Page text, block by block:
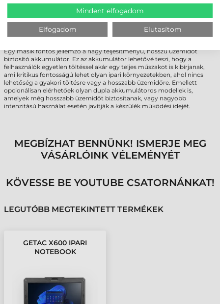
eszközök, például nyomtatók vagy merevlemezek csatlakoztatását, míg
az RS232 soros portok olyan eszközökkel való kommunikációt teszik
lehetővé, amelyek még mindig soros csatlakozókkal rendelkeznek. A
Bluetooth lehetővé teszi a vezeték nélküli perifériák, például egér vagy
billentyűzet csatlakoztatását, míg az Ethernet és a Wi-Fi kapcsolatok
Egy másik fontos jellemző a nagy teljesítményű, hosszú üzemidőt
biztosító akkumulátor. Ez az akkumulátor lehetővé teszi, hogy a
felhasználók egyetlen töltéssel akár egy teljes műszakot is kibírjanak,
ami kritikus fontosságú lehet olyan ipari környezetekben, ahol nincs
lehetőség a gyakori töltésre vagy a hosszabb üzemidőre. Emellett
opcionálisan elérhetőek olyan dupla akkumulátoros modellek is,
amelyek még hosszabb üzemidőt biztosítanak, vagy nagyobb
intenzitású használat esetén javítják a készülék működési idejét.
MEGBÍZHAT BENNÜNK! ISMERJE MEG
VÁSÁRLÓINK VÉLEMÉNYÉT
KÖVESSE BE YOUTUBE CSATORNÁNKAT!
LEGUTÓBB MEGTEKINTETT TERMÉKEK
GETAC X600 IPARI
NOTEBOOK
Mindent elfogadom
Elfogadom Elutasítom